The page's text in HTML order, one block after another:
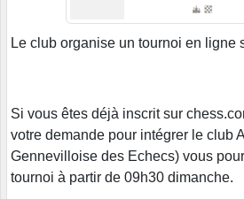
Le club organise un tournoi en ligne
Si vous êtes déjà inscrit sur
votre demande pour intégrer le club
Gennevilloise des Echecs) vous
tournoi à partir de 09h30 dimanche.